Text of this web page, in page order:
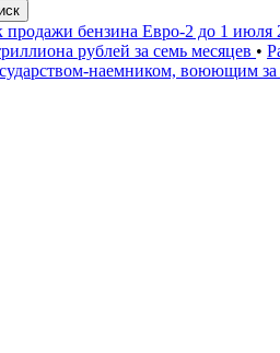
продажи бензина Евро-2 до 1 июля
рублей за семь месяцев •
наемником, воюющим за